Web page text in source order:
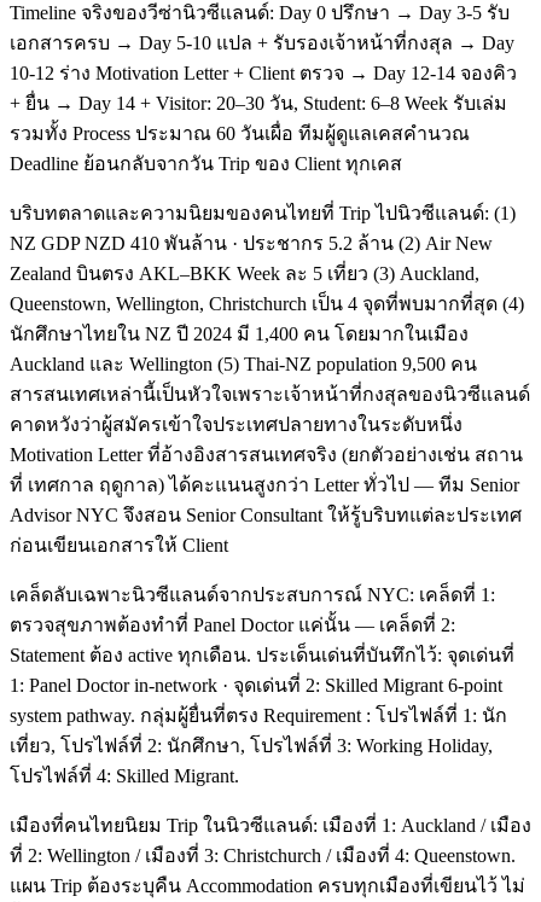
Timeline จริงของวีซ่านิวซีแลนด์: Day 0 ปรึกษา → Day 3-5 รับ
เอกสารครบ → Day 5-10 แปล + รับรองเจ้าหน้าที่กงสุล → Day
10-12 ร่าง Motivation Letter + Client ตรวจ → Day 12-14 จองคิว
+ ยื่น → Day 14 + Visitor: 20–30 วัน, Student: 6–8 Week รับเล่ม
รวมทั้ง Process ประมาณ 60 วันเผื่อ ทีมผู้ดูแลเคสคำนวณ
Deadline ย้อนกลับจากวัน Trip ของ Client ทุกเคส
บริบทตลาดและความนิยมของคนไทยที่ Trip ไปนิวซีแลนด์: (1)
NZ GDP NZD 410 พันล้าน · ประชากร 5.2 ล้าน (2) Air New
Zealand บินตรง AKL–BKK Week ละ 5 เที่ยว (3) Auckland,
Queenstown, Wellington, Christchurch เป็น 4 จุดที่พบมากที่สุด (4)
นักศึกษาไทยใน NZ ปี 2024 มี 1,400 คน โดยมากในเมือง
Auckland และ Wellington (5) Thai-NZ population 9,500 คน
สารสนเทศเหล่านี้เป็นหัวใจเพราะเจ้าหน้าที่กงสุลของนิวซีแลนด์
คาดหวังว่าผู้สมัครเข้าใจประเทศปลายทางในระดับหนึ่ง
Motivation Letter ที่อ้างอิงสารสนเทศจริง (ยกตัวอย่างเช่น สถาน
ที่ เทศกาล ฤดูกาล) ได้คะแนนสูงกว่า Letter ทั่วไป — ทีม Senior
Advisor NYC จึงสอน Senior Consultant ให้รู้บริบทแต่ละประเทศ
ก่อนเขียนเอกสารให้ Client
เคล็ดลับเฉพาะนิวซีแลนด์จากประสบการณ์ NYC: เคล็ดที่ 1:
ตรวจสุขภาพต้องทำที่ Panel Doctor แค่นั้น — เคล็ดที่ 2:
Statement ต้อง active ทุกเดือน. ประเด็นเด่นที่บันทึกไว้: จุดเด่นที่
1: Panel Doctor in-network · จุดเด่นที่ 2: Skilled Migrant 6-point
system pathway. กลุ่มผู้ยื่นที่ตรง Requirement : โปรไฟล์ที่ 1: นัก
เที่ยว, โปรไฟล์ที่ 2: นักศึกษา, โปรไฟล์ที่ 3: Working Holiday,
โปรไฟล์ที่ 4: Skilled Migrant.
เมืองที่คนไทยนิยม Trip ในนิวซีแลนด์: เมืองที่ 1: Auckland / เมือง
ที่ 2: Wellington / เมืองที่ 3: Christchurch / เมืองที่ 4: Queenstown.
แผน Trip ต้องระบุคืน Accommodation ครบทุกเมืองที่เขียนไว้ ไม่